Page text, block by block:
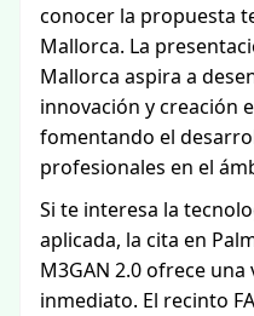
conocer la propuesta
Mallorca. La
Mallorca aspira a
innovación y creación
fomentando el
profesionales en el
Si te interesa la
aplicada, la cita en
M3GAN 2.0 ofrece
inmediato. El recinto